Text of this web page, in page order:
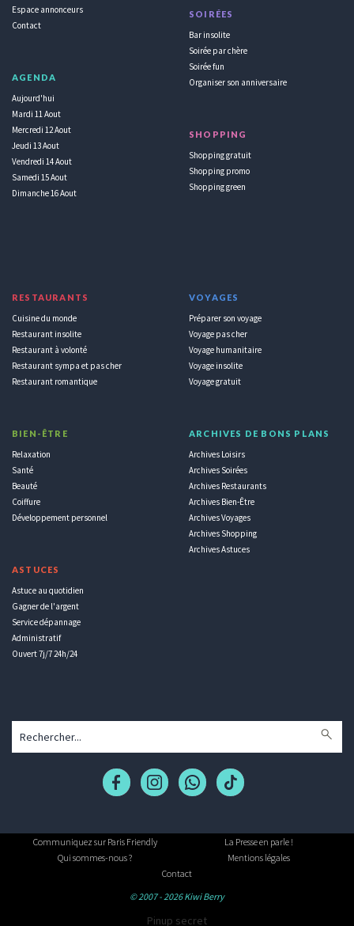
Espace annonceurs
Contact
AGENDA
Aujourd'hui
Mardi 11 Aout
Mercredi 12 Aout
Jeudi 13 Aout
Vendredi 14 Aout
Samedi 15 Aout
Dimanche 16 Aout
SOIRÉES
Bar insolite
Soirée par chère
Soirée fun
Organiser son anniversaire
SHOPPING
Shopping gratuit
Shopping promo
Shopping green
RESTAURANTS
Cuisine du monde
Restaurant insolite
Restaurant à volonté
Restaurant sympa et pas cher
Restaurant romantique
BIEN-ÊTRE
Relaxation
Santé
Beauté
Coiffure
Développement personnel
ASTUCES
Astuce au quotidien
Gagner de l'argent
Service dépannage
Administratif
Ouvert 7j/7 24h/24
VOYAGES
Préparer son voyage
Voyage pas cher
Voyage humanitaire
Voyage insolite
Voyage gratuit
ARCHIVES DE BONS PLANS
Archives Loisirs
Archives Soirées
Archives Restaurants
Archives Bien-Être
Archives Voyages
Archives Shopping
Archives Astuces
Communiquez sur Paris Friendly
La Presse en parle !
Qui sommes-nous ?
Mentions légales
Contact
© 2007 - 2026 Kiwi Berry
Pinup secret